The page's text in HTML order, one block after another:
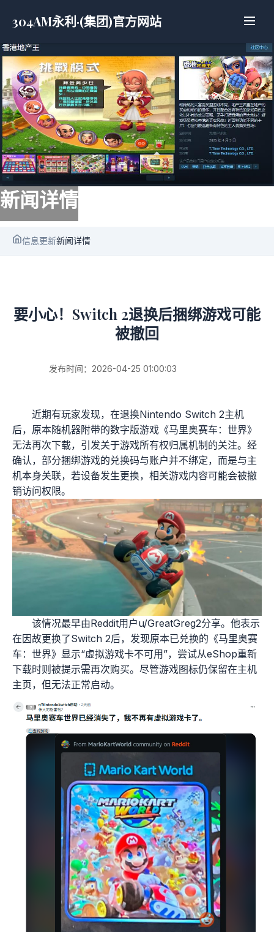
304AM永利·(集团)官方网站
新闻详情
信息更新新闻详情
要小心！Switch 2退换后捆绑游戏可能
被撤回
发布时间：2026-04-25 01:00:03
近期有玩家发现，在退换Nintendo Switch 2主机
后，原本随机器附带的数字版游戏《马里奥赛车：世界》
无法再次下载，引发关于游戏所有权归属机制的关注。经
确认，部分捆绑游戏的兑换码与账户并不绑定，而是与主
机本身关联，若设备发生更换，相关游戏内容可能会被撤
销访问权限。
该情况最早由Reddit用户u/GreatGreg2分享。他表示
在因故更换了Switch 2后，发现原本已兑换的《马里奥赛
车：世界》显示“虚拟游戏卡不可用”，尝试从eShop重新
下载时则被提示需再次购买。尽管游戏图标仍保留在主机
主页，但无法正常启动。